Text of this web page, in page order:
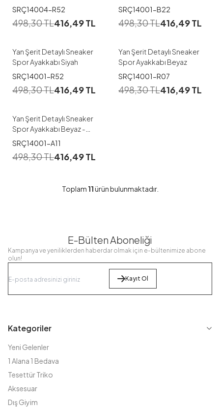
SRÇ14004-R52
498,30TL416,49TL
SRÇ14001-B22
498,30TL416,49TL
36 37 38 39
Yan Şerit Detaylı Sneaker
Spor Ayakkabı Siyah
SRÇ14001-R52
498,30TL416,49TL
37
Yan Şerit Detaylı Sneaker
Spor Ayakkabı Beyaz
SRÇ14001-R07
498,30TL416,49TL
36
Yan Şerit Detaylı Sneaker
Spor Ayakkabı Beyaz -
Siyah
SRÇ14001-A11
498,30TL416,49TL
Toplam 11ürün bulunmaktadır.
E-Bülten Aboneliği
Kampanya ve yeniliklerden haberdar olmak için e-bültenimize abone
olun!
Kayıt Ol
Kategoriler
Yeni Gelenler
1 Alana 1 Bedava
Tesettür Triko
Aksesuar
Dış Giyim